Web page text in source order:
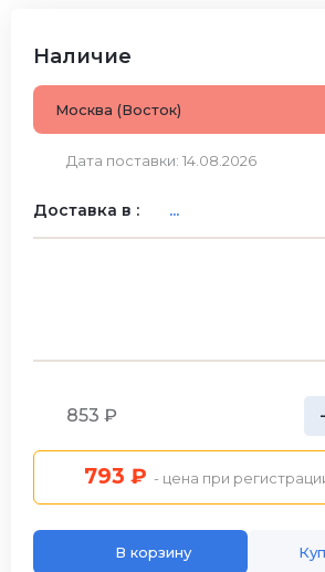
Наличие
Москва (Восток)
Дата поставки: 14.08.2026
Доставка в : ...
853 ₽ -
793 ₽ - цена при
В корзину